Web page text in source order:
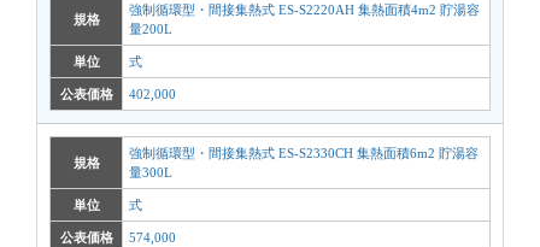
規格
強制循環型・間接集熱式 ES-S2220AH 集熱面積4m2 貯湯容
量200L
単位 式
公表価格 402,000
規格
強制循環型・間接集熱式 ES-S2330CH 集熱面積6m2 貯湯容
量300L
単位 式
公表価格 574,000